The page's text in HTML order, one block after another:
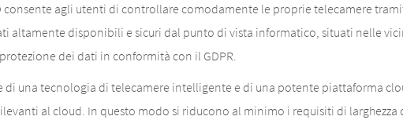
consente agli utenti di controllare comodamente le proprie telecamere
altamente disponibili e sicuri dal punto di vista informatico, situati nelle
dei dati in conformità con il GDPR.
di una tecnologia di telecamere intelligente e di una potente piattaforma
al cloud. In questo modo si riducono al minimo i requisiti di larghezza